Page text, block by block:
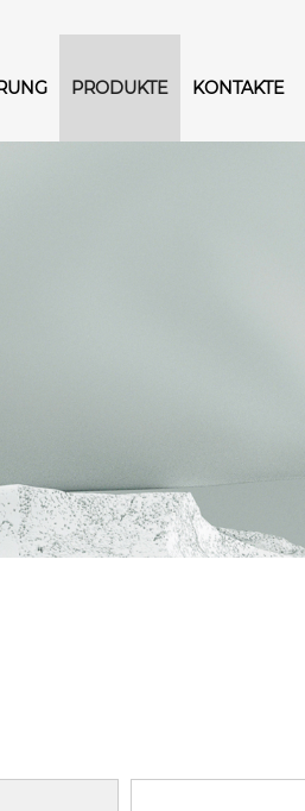
PRODUKTE KONTAKTE